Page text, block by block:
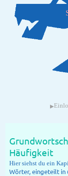
▸
Häufigkeit
Hier siehst du ein
Wörter, eingeteilt in